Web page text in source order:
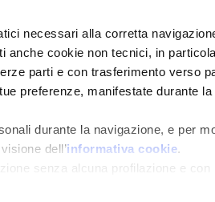
necessari alla corretta
anche cookie non tecnici, in
parti e con trasferimento verso
preferenze, manifestate durante la
durante la navigazione, e per
dell’informativa cookie.
senza alcuna profilazione e con